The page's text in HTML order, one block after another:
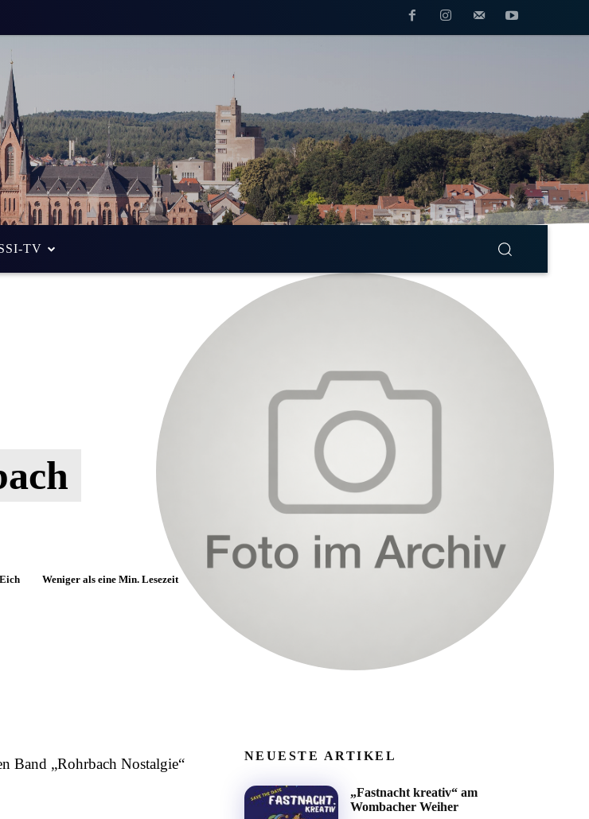
TV
Weniger als eine Min. Lesezeit
Band „Rohrbach Nostalgie“
NEUESTE ARTIKEL
„Fastnacht kreativ“ am
Wombacher Weiher